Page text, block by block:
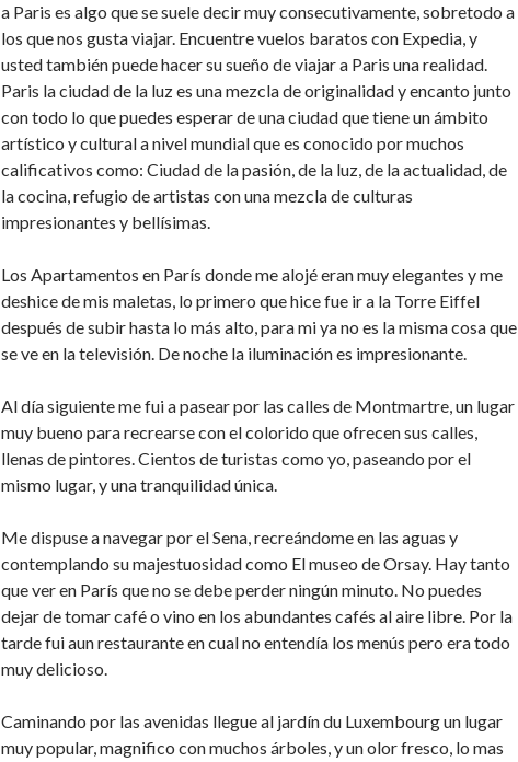
a Paris es algo que se suele decir muy consecutivamente, sobretodo a
los que nos gusta viajar. Encuentre vuelos baratos con Expedia, y
usted también puede hacer su sueño de viajar a Paris una realidad.
Paris la ciudad de la luz es una mezcla de originalidad y encanto junto
con todo lo que puedes esperar de una ciudad que tiene un ámbito
artístico y cultural a nivel mundial que es conocido por muchos
calificativos como: Ciudad de la pasión, de la luz, de la actualidad, de
la cocina, refugio de artistas con una mezcla de culturas
impresionantes y bellísimas.
Los Apartamentos en París donde me alojé eran muy elegantes y me
deshice de mis maletas, lo primero que hice fue ir a la Torre Eiffel
después de subir hasta lo más alto, para mi ya no es la misma cosa que
se ve en la televisión. De noche la iluminación es impresionante.
Al día siguiente me fui a pasear por las calles de Montmartre, un lugar
muy bueno para recrearse con el colorido que ofrecen sus calles,
llenas de pintores. Cientos de turistas como yo, paseando por el
mismo lugar, y una tranquilidad única.
Me dispuse a navegar por el Sena, recreándome en las aguas y
contemplando su majestuosidad como El museo de Orsay. Hay tanto
que ver en París que no se debe perder ningún minuto. No puedes
dejar de tomar café o vino en los abundantes cafés al aire libre. Por la
tarde fui aun restaurante en cual no entendía los menús pero era todo
muy delicioso.
Caminando por las avenidas llegue al jardín du Luxembourg un lugar
muy popular, magnifico con muchos árboles, y un olor fresco, lo mas